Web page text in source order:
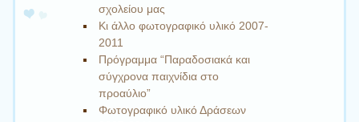
σχολείου μας
Κι άλλο φωτογραφικό υλικό 2007-
2011
Πρόγραμμα “Παραδοσιακά και
σύγχρονα παιχνίδια στο
προαύλιο”
Φωτογραφικό υλικό Δράσεων